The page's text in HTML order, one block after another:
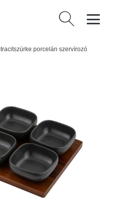
Keresés:
porcelán szervírozó